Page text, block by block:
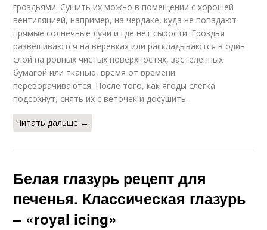
гроздьями. Сушить их можно в помещении с хорошей
вентиляцией, например, на чердаке, куда не попадают
прямые солнечные лучи и где нет сырости. Гроздья
развешиваются на веревках или раскладываются в один
слой на ровных чистых поверхностях, застеленных
бумагой или тканью, время от времени
переворачиваются. После того, как ягоды слегка
подсохнут, снять их с веточек и досушить.
Читать дальше →
Белая глазурь рецепт для
печенья. Классическая глазурь
– «royal icing»